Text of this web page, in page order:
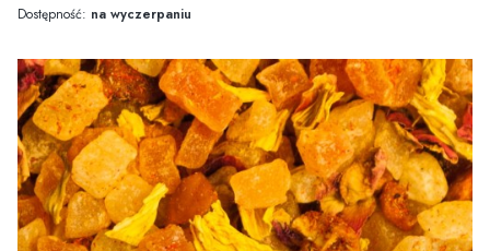
Dostępność: na wyczerpaniu